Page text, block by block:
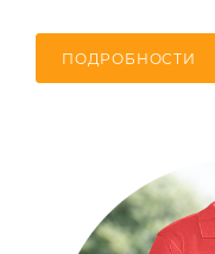
ПОДРОБНОСТИ